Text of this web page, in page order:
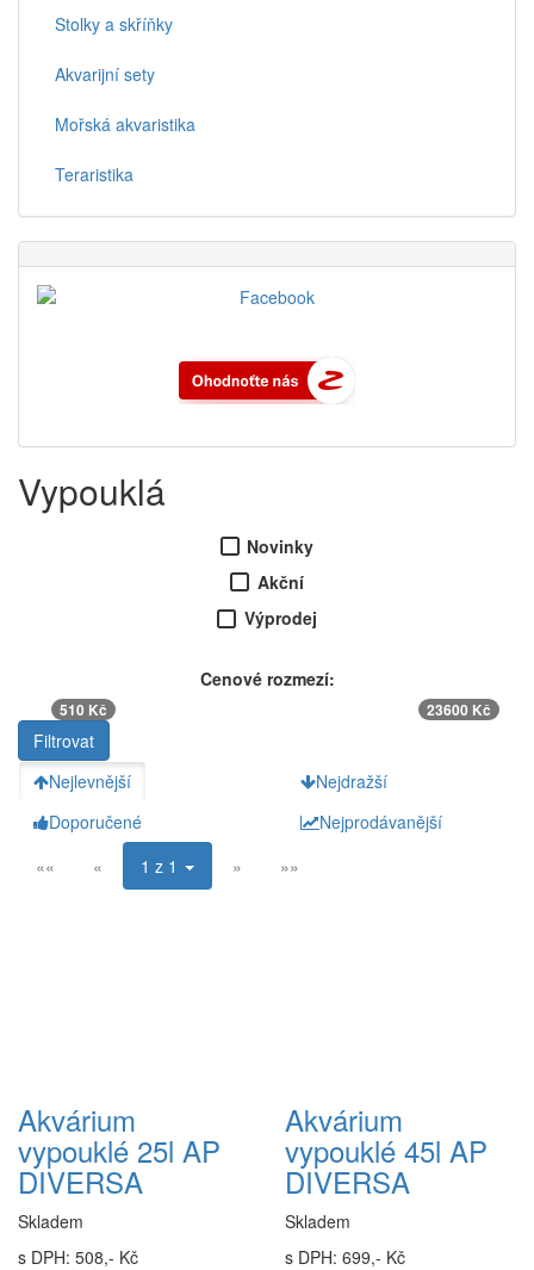
Stolky a skříňky
Akvarijní sety
Mořská akvaristika
Teraristika
Vypouklá
Novinky
Akční
Výprodej
Cenové rozmezí:
510 Kč 23600 Kč
Nejlevnější
Nejdražší
Doporučené
Nejprodávanější
««
« 1 z 1 » »»
Akvárium
vypouklé 25l AP
DIVERSA
Skladem
s DPH: 508,- Kč
Akvárium
vypouklé 45l AP
DIVERSA
Skladem
s DPH: 699,- Kč